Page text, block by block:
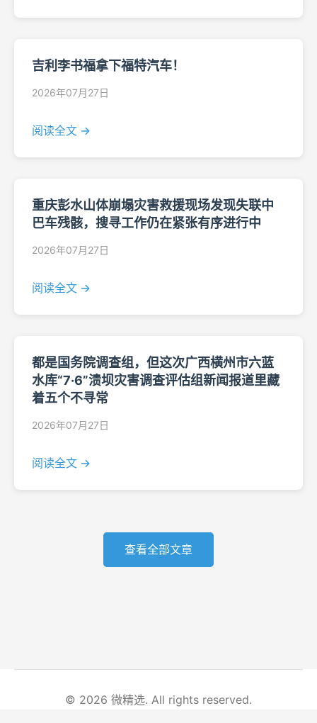
吉利李书福拿下福特汽车！
2026年07月27日
阅读全文 →
重庆彭水山体崩塌灾害救援现场发现失联中
巴车残骸，搜寻工作仍在紧张有序进行中
2026年07月27日
阅读全文 →
都是国务院调查组，但这次广西横州市六蓝
水库“7·6”溃坝灾害调查评估组新闻报道里藏
着五个不寻常
2026年07月27日
阅读全文 →
查看全部文章
© 2026 微精选. All rights reserved.